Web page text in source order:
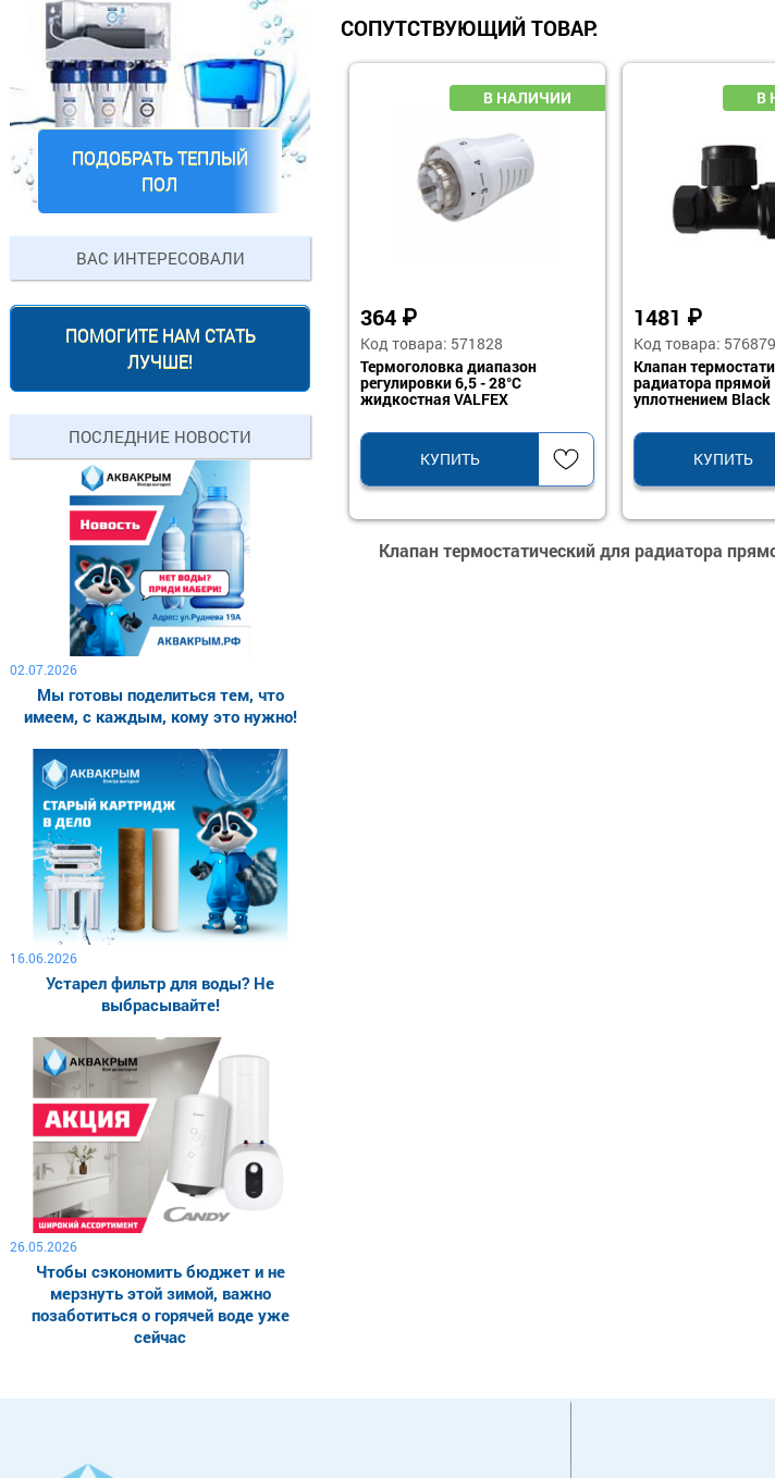
СОПУТСТВУЮЩИЙ ТОВАР:
364 ₽
Код товара: 571828
Термоголовка диапазон
регулировки 6,5 - 28°C
жидкостная VALFEX
КУПИТЬ
1481 ₽
Код товара: 576879
Клапан
радиатора прямой
уплотнением Black
КУПИТЬ
Клапан термостатический для радиатора
ПОДОБРАТЬ ТЕПЛЫЙ
ПОЛ
ВАС ИНТЕРЕСОВАЛИ
ПОМОГИТЕ НАМ СТАТЬ
ЛУЧШЕ!
ПОСЛЕДНИЕ НОВОСТИ
02.07.2026
Мы готовы поделиться тем, что
имеем, с каждым, кому это нужно!
16.06.2026
Устарел фильтр для воды? Не
выбрасывайте!
26.05.2026
Чтобы сэкономить бюджет и не
мерзнуть этой зимой, важно
позаботиться о горячей воде уже
сейчас